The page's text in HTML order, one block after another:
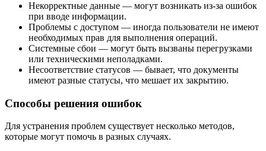
Некорректные данные — могут возникать из-за ошибок
при вводе информации.
Проблемы с доступом — иногда пользователи не имеют
необходимых прав для выполнения операций.
Системные сбои — могут быть вызваны перегрузками
или техническими неполадками.
Несоответствие статусов — бывает, что документы
имеют разные статусы, что мешает их закрытию.
Способы решения ошибок
Для устранения проблем существует несколько методов,
которые могут помочь в разных случаях.